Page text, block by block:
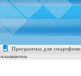
Программы для
планшетов